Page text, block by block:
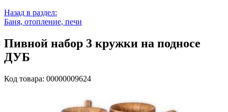
Назад в раздел:
Баня, отопление, печи
Пивной набор 3 кружки на подносе
ДУБ
Код товара: 00000009624